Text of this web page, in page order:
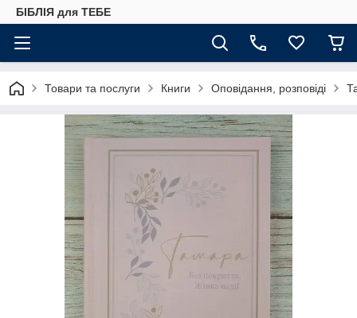
БІБЛІЯ для ТЕБЕ
Товари та послуги Книги Оповідання, розповіді